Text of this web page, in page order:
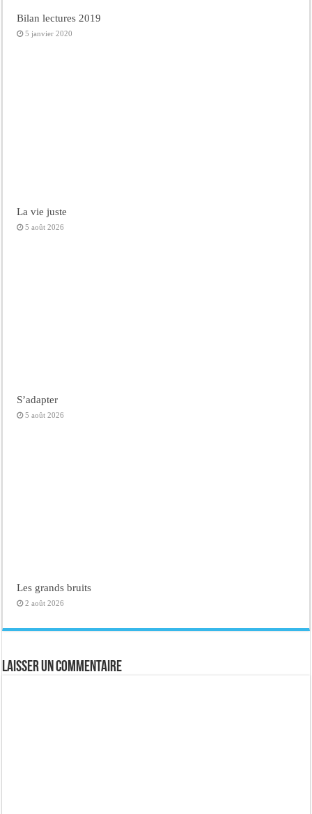
Bilan lectures 2019
5 janvier 2020
La vie juste
5 août 2026
S’adapter
5 août 2026
Les grands bruits
2 août 2026
Laisser un commentaire